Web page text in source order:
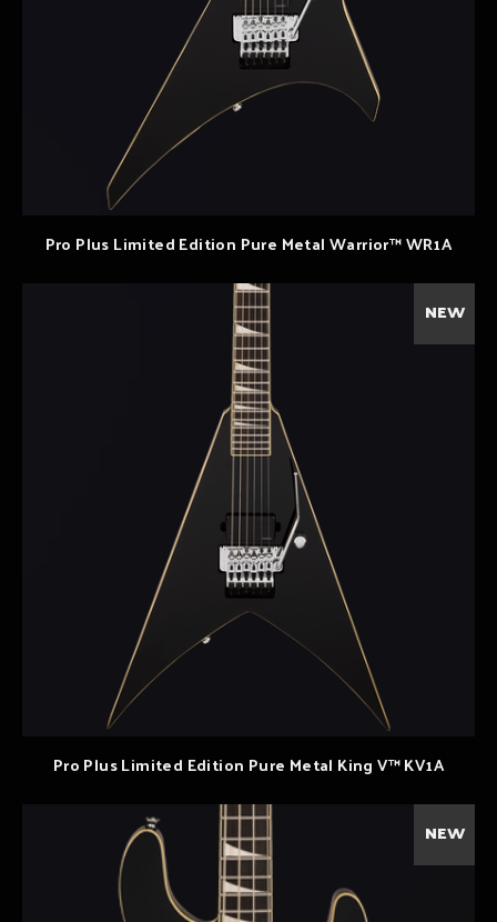
Pro Plus Limited Edition Pure Metal Warrior™ WR1A
NEW
Pro Plus Limited Edition Pure Metal King V™ KV1A
NEW